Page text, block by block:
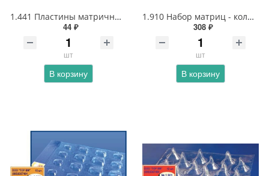
1.441 Пластины матричные лавсановые 10 мм с ограничителем
44 ₽
шт
В корзину
1.910 Набор матриц - колпачков для фронтальных зубов 14 типов
308 ₽
шт
В корзину